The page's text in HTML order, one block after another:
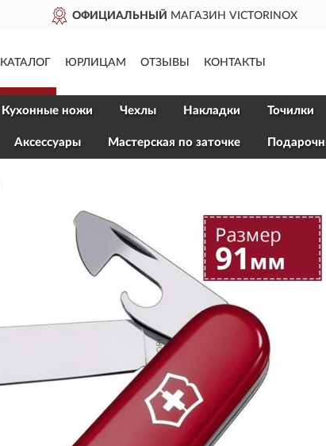
ОФИЦИАЛЬНЫЙМАГАЗИН VICTORINOX
КАТАЛОГ ЮРЛИЦАМ ОТЗЫВЫ КОНТАКТЫ
Кухонные ножи Чехлы Накладки Точилки
Aксессуары Мастерская по заточке